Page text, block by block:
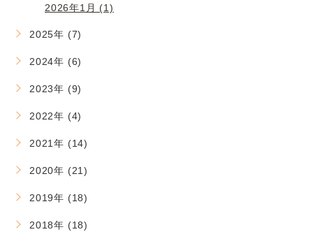
2026年1月 (1)
2025年 (7)
2024年 (6)
2023年 (9)
2022年 (4)
2021年 (14)
2020年 (21)
2019年 (18)
2018年 (18)